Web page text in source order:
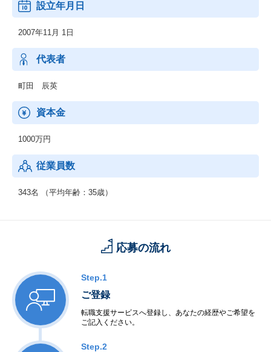
設立年月日
2007年11月 1日
代表者
町田 辰英
資本金
1000万円
従業員数
343名 （平均年齢：35歳）
応募の流れ
Step.1
ご登録
転職支援サービスへ登録し、あなたの経歴やご希望を
ご記入ください。
Step.2